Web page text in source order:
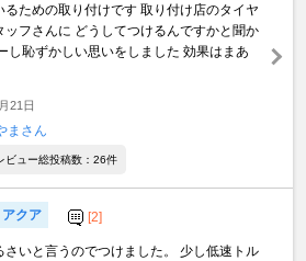
るための取り付けです 取り付け店のタイヤ
ッフさんに どうしてつけるんですかと聞か
し恥ずかしい思いをしました 効果はまあ
21日
まさん
ビュー総投稿数：26件
アクア [2]
さいと言うのでつけました。 少し低速トル